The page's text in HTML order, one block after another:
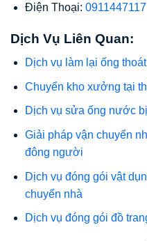
Điện Thoại:
Dịch Vụ Liên Quan:
Dịch vụ làm lại ống
Chuyển kho xưởng tại
Dịch vụ sửa ống nước
Giải pháp vận chuyển
đông người
Dịch vụ đóng gói vật
chuyển nhà
Dịch vụ đóng gói đồ